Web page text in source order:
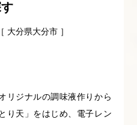
大分県大分市 ］
リジナルの調味液作りから
り天」をはじめ、電子レン